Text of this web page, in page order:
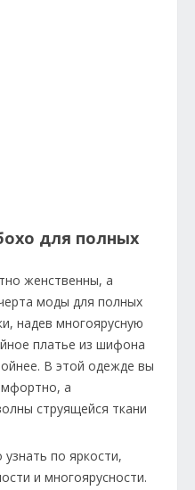
для полных
женственны, а
моды для полных
надев многоярусную
платье из шифона
В этой одежде вы
а
струящейся ткани
по яркости,
и многоярусности.